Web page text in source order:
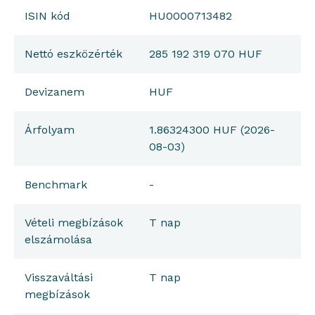
ISIN kód HU0000713482
Nettó eszközérték 285 192 319 070 HUF
Devizanem HUF
Árfolyam
1.86324300 HUF (2026-
08-03)
Benchmark -
Vételi megbízások
elszámolása
T nap
Visszaváltási
megbízások
T nap